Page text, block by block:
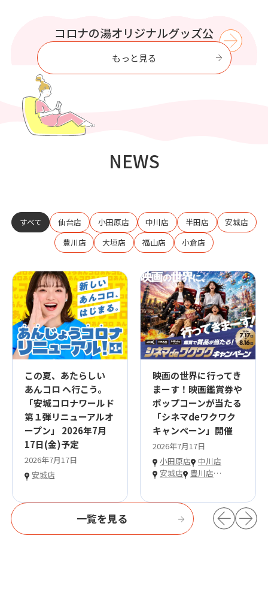
コロナの湯で
この夏はコロナの湯で涼もう【8
プリティシリーズ コラボイベン
WIND BREAKER コラボイベント
コロナの湯オリジナルグッズ公
もっと見る
NEWS
すべて 仙台店 小田原店 中川店 半田店
安城店
豊川店
大垣店 福山店 小倉店
一覧を見る
この夏、あたらしい
あんコロ へ行こう。
「安城コロナワールド
第１弾リニューアルオ
ープン」 2026年7月
17日(金)予定
2026年7月17日
安城店
映画の世界に行ってき
まーす！映画鑑賞券や
ポップコーンが当たる
「シネマdeワクワク
キャンペーン」開催
2026年7月17日
小田原店
中川店
安城店
豊川店…